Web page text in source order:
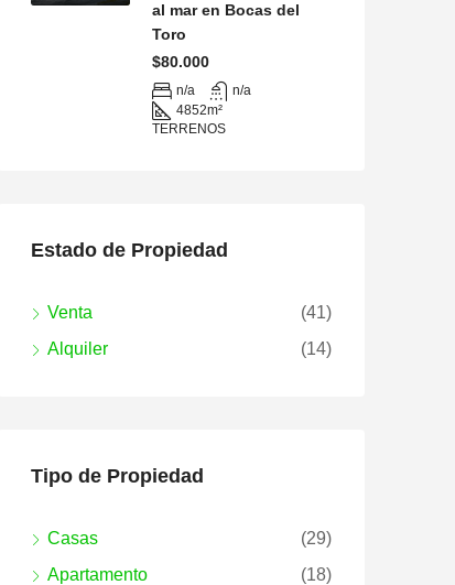
al mar en Bocas del
Toro
$80.000
n/a
n/a
4852m²
TERRENOS
Estado de Propiedad
Venta
(41)
Alquiler
(14)
Tipo de Propiedad
Casas
(29)
Apartamento
(18)